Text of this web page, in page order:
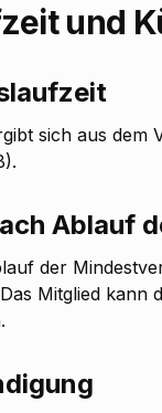
und
sich aus dem
Ablauf
der
Mitglied kann